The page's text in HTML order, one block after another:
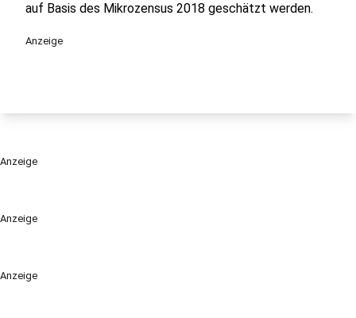
Anzeige
Anzeige
auf Basis des Mikrozensus 2018 geschätzt werden.
Anzeige
Anzeige